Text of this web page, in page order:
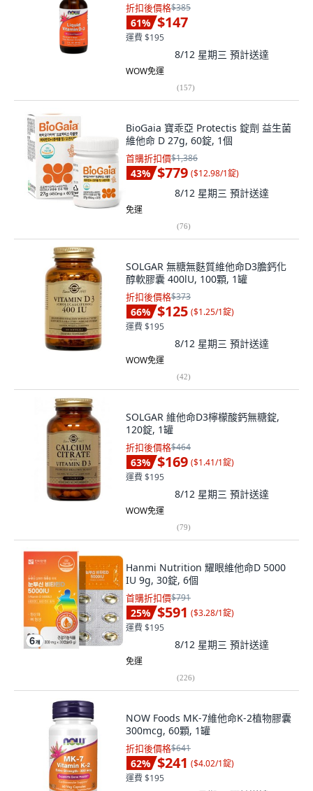
折扣後價格$385
61% $147
運費 $195
8/12 星期三 預計送達
WOW免運
(157)
BioGaia 寶乖亞 Protectis 錠劑 益生菌
維他命 D 27g, 60錠, 1個
首購折扣價$1,386
43% $779 ($12.98/1錠)
8/12 星期三 預計送達
免運
(76)
SOLGAR 無糖無麩質維他命D3膽鈣化
醇軟膠囊 400lU, 100顆, 1罐
折扣後價格$373
66% $125 ($1.25/1錠)
運費 $195
8/12 星期三 預計送達
WOW免運
(42)
SOLGAR 維他命D3檸檬酸鈣無糖錠,
120錠, 1罐
折扣後價格$464
63% $169 ($1.41/1錠)
運費 $195
8/12 星期三 預計送達
WOW免運
(79)
Hanmi Nutrition 耀眼維他命D 5000
IU 9g, 30錠, 6個
首購折扣價$791
25% $591 ($3.28/1錠)
運費 $195
8/12 星期三 預計送達
免運
(226)
NOW Foods MK-7維他命K-2植物膠囊
300mcg, 60顆, 1罐
折扣後價格$641
62% $241 ($4.02/1錠)
運費 $195